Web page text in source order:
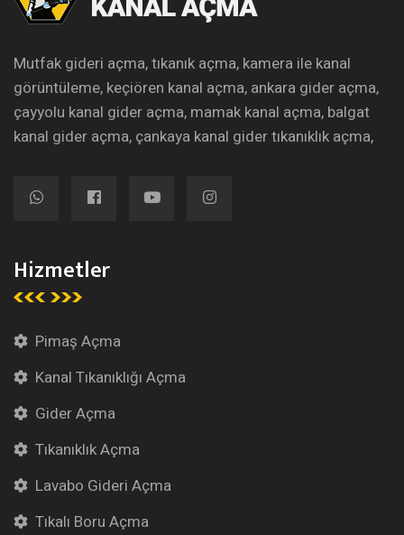
Mutfak gideri açma, tıkanık açma, kamera ile kanal
görüntüleme, keçiören kanal açma, ankara gider açma,
çayyolu kanal gider açma, mamak kanal açma, balgat
kanal gider açma, çankaya kanal gider tıkanıklık açma,
Hizmetler
Pimaş Açma
Kanal Tıkanıklığı Açma
Gider Açma
Tıkanıklık Açma
Lavabo Gideri Açma
Tıkalı Boru Açma